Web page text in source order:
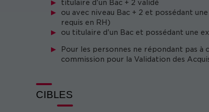
titulaire d'un Bac + 2 validé
ou avec niveau Bac + 2 et possédant
requis en RH)
ou titulaire d'un Bac et possédant une
Pour les personnes ne répondant pas à
commission pour la Validation des
CIBLES